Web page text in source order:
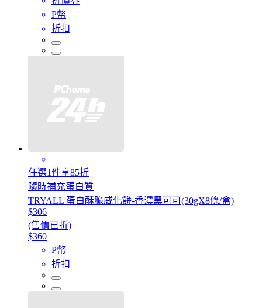
P幣
折扣
任選1件享85折
隨時補充蛋白質
TRYALL 蛋白酥脆威化餅-香濃黑可可(30gX8條/盒)
$306
(售價已折)
$360
P幣
折扣